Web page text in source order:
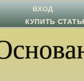
ВХОД
КУПИТЬ